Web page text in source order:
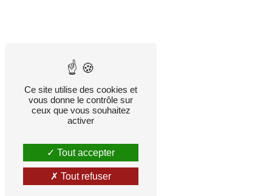
Ce site utilise des cookies et
vous donne le contrôle sur
ceux que vous souhaitez
activer
Tout accepter
Tout refuser